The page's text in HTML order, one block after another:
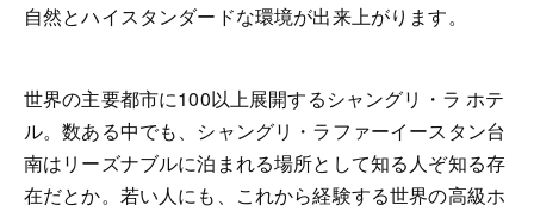
自然とハイスタンダードな環境が出来上がります。
世界の主要都市に100以上展開するシャングリ・ラ ホテ
ル。数ある中でも、シャングリ・ラファーイースタン台
南はリーズナブルに泊まれる場所として知る人ぞ知る存
在だとか。若い人にも、これから経験する世界の高級ホ